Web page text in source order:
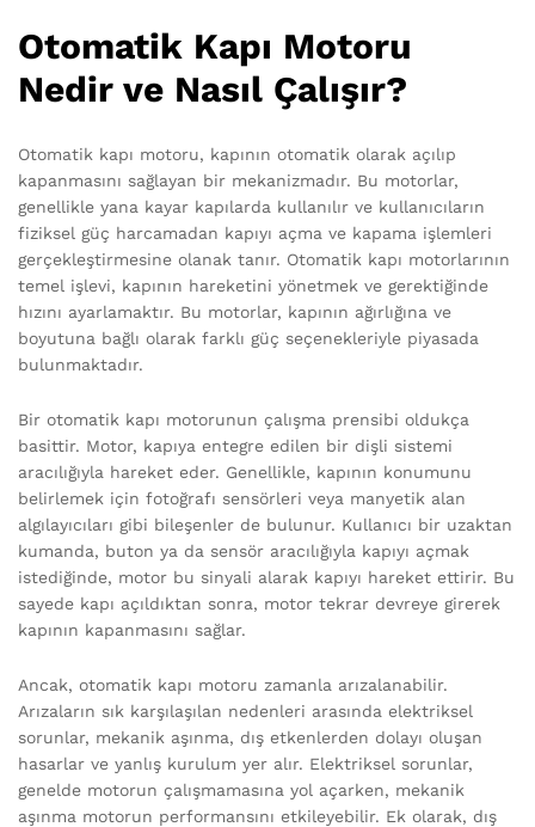
Otomatik Kapı Motoru
Nedir ve Nasıl Çalışır?
Otomatik kapı motoru, kapının otomatik olarak açılıp
kapanmasını sağlayan bir mekanizmadır. Bu motorlar,
genellikle yana kayar kapılarda kullanılır ve kullanıcıların
fiziksel güç harcamadan kapıyı açma ve kapama işlemleri
gerçekleştirmesine olanak tanır. Otomatik kapı motorlarının
temel işlevi, kapının hareketini yönetmek ve gerektiğinde
hızını ayarlamaktır. Bu motorlar, kapının ağırlığına ve
boyutuna bağlı olarak farklı güç seçenekleriyle piyasada
bulunmaktadır.
Bir otomatik kapı motorunun çalışma prensibi oldukça
basittir. Motor, kapıya entegre edilen bir dişli sistemi
aracılığıyla hareket eder. Genellikle, kapının konumunu
belirlemek için fotoğrafı sensörleri veya manyetik alan
algılayıcıları gibi bileşenler de bulunur. Kullanıcı bir uzaktan
kumanda, buton ya da sensör aracılığıyla kapıyı açmak
istediğinde, motor bu sinyali alarak kapıyı hareket ettirir. Bu
sayede kapı açıldıktan sonra, motor tekrar devreye girerek
kapının kapanmasını sağlar.
Ancak, otomatik kapı motoru zamanla arızalanabilir.
Arızaların sık karşılaşılan nedenleri arasında elektriksel
sorunlar, mekanik aşınma, dış etkenlerden dolayı oluşan
hasarlar ve yanlış kurulum yer alır. Elektriksel sorunlar,
genelde motorun çalışmamasına yol açarken, mekanik
aşınma motorun performansını etkileyebilir. Ek olarak, dış